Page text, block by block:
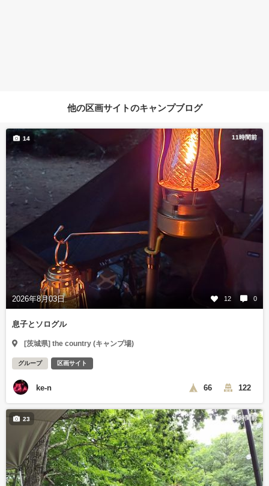
他の区画サイトのキャンプブログ
11時間前
2026年8月03日 12 0
14
息子とソログル
[茨城県] the country (キャンプ場)
グループ 区画サイト
ke-n 66 122
14時間前
23